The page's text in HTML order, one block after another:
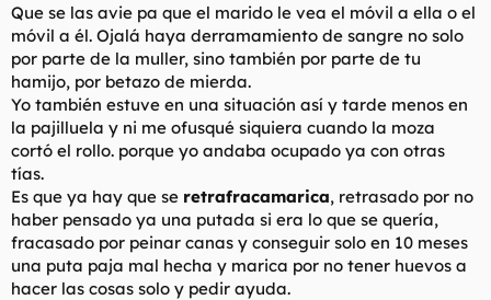
Que se las avie pa que el marido le vea el móvil a ella o el
móvil a él. Ojalá haya derramamiento de sangre no solo
por parte de la muller, sino también por parte de tu
hamijo, por betazo de mierda.
Yo también estuve en una situación así y tarde menos en
la pajilluela y ni me ofusqué siquiera cuando la moza
cortó el rollo. porque yo andaba ocupado ya con otras
tías.
Es que ya hay que se retrafracamarica, retrasado por no
haber pensado ya una putada si era lo que se quería,
fracasado por peinar canas y conseguir solo en 10 meses
una puta paja mal hecha y marica por no tener huevos a
hacer las cosas solo y pedir ayuda.